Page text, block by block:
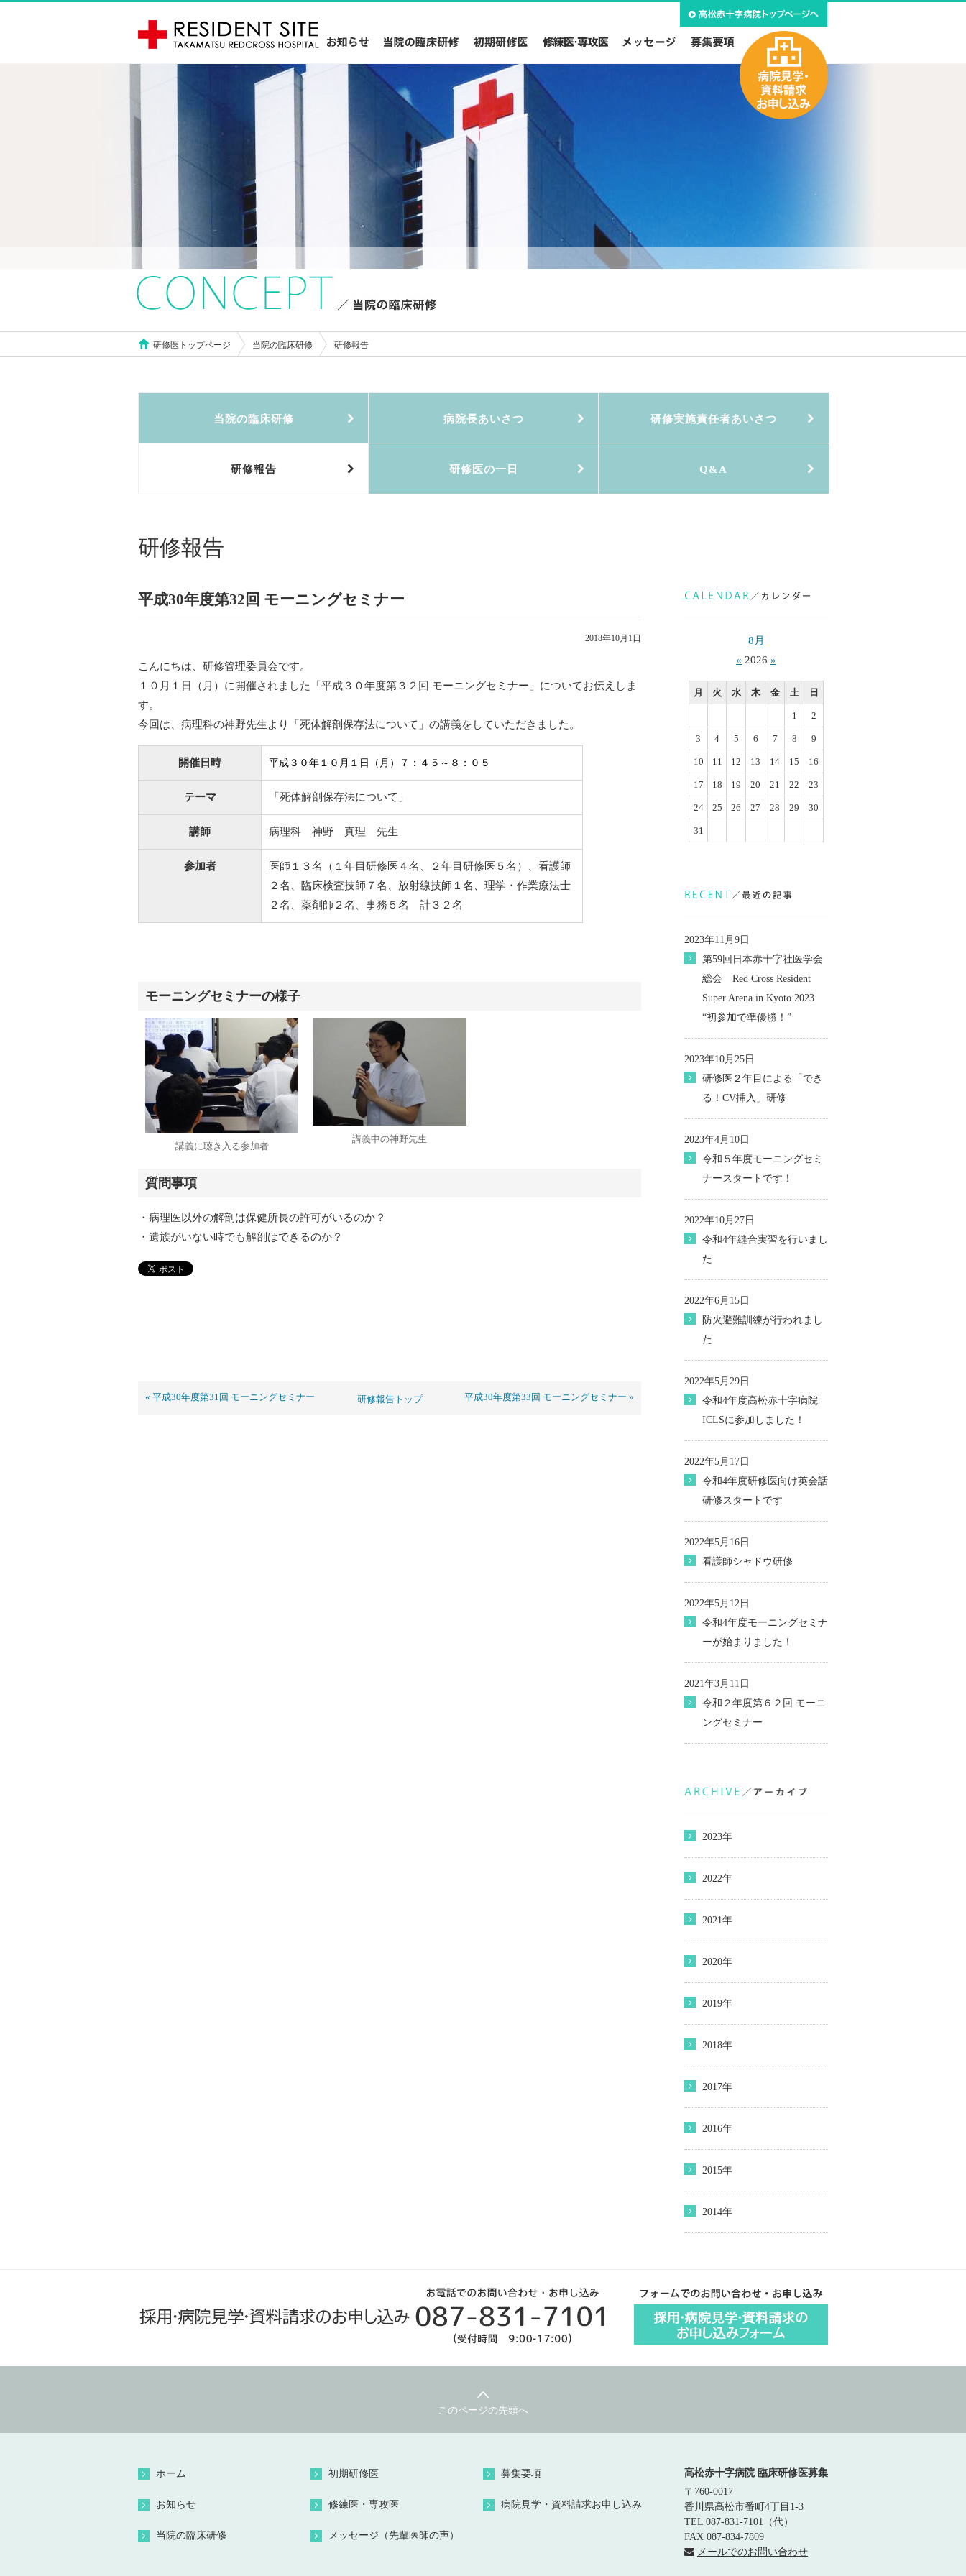
研修医トップページ 当院の臨床研修 研修報告
当院の臨床研修 病院長あいさつ 研修実施責任者あいさつ
研修報告 研修医の一日 Q&A
研修報告
平成30年度第32回 モーニングセミナー
2018年10月1日
こんにちは、研修管理委員会です。
１０月１日（月）に開催されました「平成３０年度第３２回 モーニングセミナー」についてお伝えしま
す。
今回は、病理科の神野先生より「死体解剖保存法について」の講義をしていただきました。
開催日時 平成３０年１０ 月１ 日（月）７：４５～８：０５
テーマ 「死体解剖保存法について」
講師 病理科 神野 真理 先生
参加者
医師１３名（１年目研修医４名、２年目研修医５名）、看護師
２名、臨床検査技師７名、放射線技師１名、理学・作業療法士
２名、薬剤師２名、事務５名 計３２名
モーニングセミナーの様子
講義に聴き入る参加者
講義中の神野先生
質問事項
・病理医以外の解剖は保健所長の許可がいるのか？
・遺族がいない時でも解剖はできるのか？
« 平成30年度第31回 モーニングセミナー 平成30年度第33回 モーニングセミナー »
研修報告トップ
8月
« 2026 »
月 火 水 木 金 土 日
1 2
3 4 5 6 7 8 9
10 11 12 13 14 15 16
17 18 19 20 21 22 23
24 25 26 27 28 29 30
31
2023年11月9日
第59回日本赤十字社医学会
総会 Red Cross Resident
Super Arena in Kyoto 2023
“初参加で準優勝！”
2023年10月25日
研修医２年目による「でき
る！CV挿入」研修
2023年4月10日
令和５年度モーニングセミ
ナースタートです！
2022年10月27日
令和4年縫合実習を行いまし
た
2022年6月15日
防火避難訓練が行われまし
た
2022年5月29日
令和4年度高松赤十字病院
ICLSに参加しました！
2022年5月17日
令和4年度研修医向け英会話
研修スタートです
2022年5月16日
看護師シャドウ研修
2022年5月12日
令和4年度モーニングセミナ
ーが始まりました！
2021年3月11日
令和２年度第６２回 モーニ
ングセミナー
2023年
2022年
2021年
2020年
2019年
2018年
2017年
2016年
2015年
2014年
このページの先頭へ
ホーム
お知らせ
当院の臨床研修
初期研修医
修練医・専攻医
メッセージ（先輩医師の声）
募集要項
病院見学・資料請求お申し込み
高松赤十字病院 臨床研修医募集
〒760-0017
香川県高松市番町4丁目1-3
TEL 087-831-7101（代）
FAX 087-834-7809
メールでのお問い合わせ